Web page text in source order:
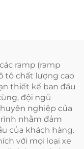
ramp (ramp
tô chất lượng cao
thiết kế ban đầu
đội ngũ
nghiệp của
nhằm đảm
của khách hàng.
với mọi loại xe